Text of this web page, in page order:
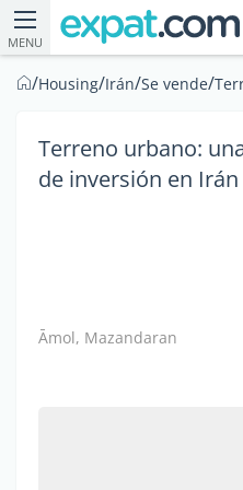
MENU
/Housing/Irán/Se vende/
Terreno urbano:
de inversión en Irán
Āmol, Mazandaran